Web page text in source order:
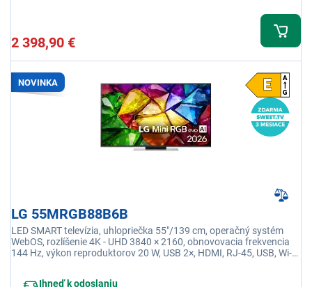
2 398,90 €
NOVINKA
LG 55MRGB88B6B
LED SMART televízia, uhlopriečka 55"/139 cm, operačný systém
WebOS, rozlíšenie 4K - UHD 3840 × 2160, obnovovacia frekvencia
144 Hz, výkon reproduktorov 20 W, USB 2×, HDMI, RJ-45, USB, Wi-fi
Ihneď k odoslaniu